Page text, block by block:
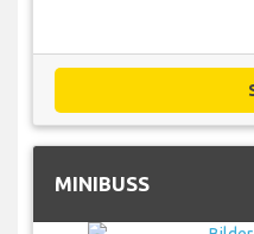
MINIBUSS